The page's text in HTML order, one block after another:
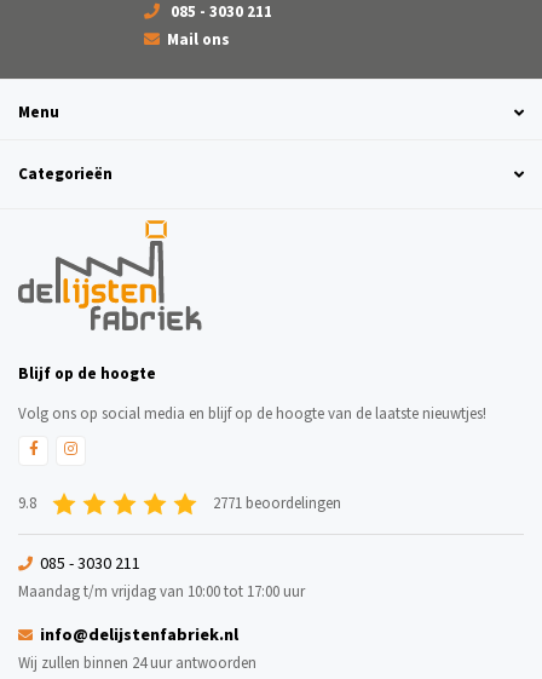
085 - 3030 211
Mail ons
Menu
Categorieën
Blijf op de hoogte
Volg ons op social media en blijf op de hoogte van de laatste nieuwtjes!
9.8 2771 beoordelingen
085 - 3030 211
Maandag t/m vrijdag van 10:00 tot 17:00 uur
info@delijstenfabriek.nl
Wij zullen binnen 24 uur antwoorden